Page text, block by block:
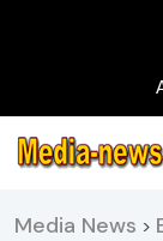
Media News >